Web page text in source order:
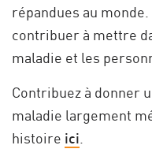
répandues au
contribuer à mettre
maladie et les
Contribuez à donner
maladie largement
histoire ici